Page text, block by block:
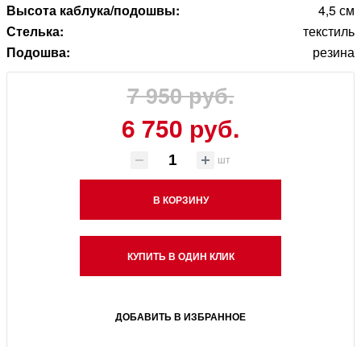
Высота каблука/подошвы:
4,5 см
Стелька:
текстиль
Подошва:
резина
7 950 руб.
6 750 руб.
шт
В КОРЗИНУ
КУПИТЬ В ОДИН КЛИК
ДОБАВИТЬ В ИЗБРАННОЕ